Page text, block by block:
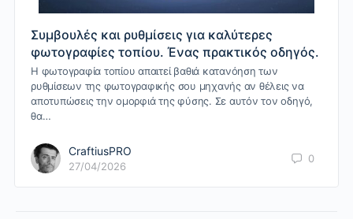
Συμβουλές και ρυθμίσεις για καλύτερες
φωτογραφίες τοπίου. Ένας πρακτικός οδηγός.
Η φωτογραφία τοπίου απαιτεί βαθιά κατανόηση των
ρυθμίσεων της φωτογραφικής σου μηχανής αν θέλεις να
αποτυπώσεις την ομορφιά της φύσης. Σε αυτόν τον οδηγό,
θα…
CraftiusPRO
27/04/2026
0